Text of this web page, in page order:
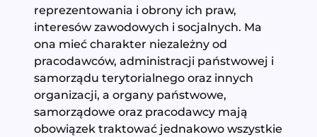
reprezentowania i obrony ich praw,
interesów zawodowych i socjalnych. Ma
ona mieć charakter niezależny od
pracodawców, administracji państwowej i
samorządu terytorialnego oraz innych
organizacji, a organy państwowe,
samorządowe oraz pracodawcy mają
obowiązek traktować jednakowo wszystkie